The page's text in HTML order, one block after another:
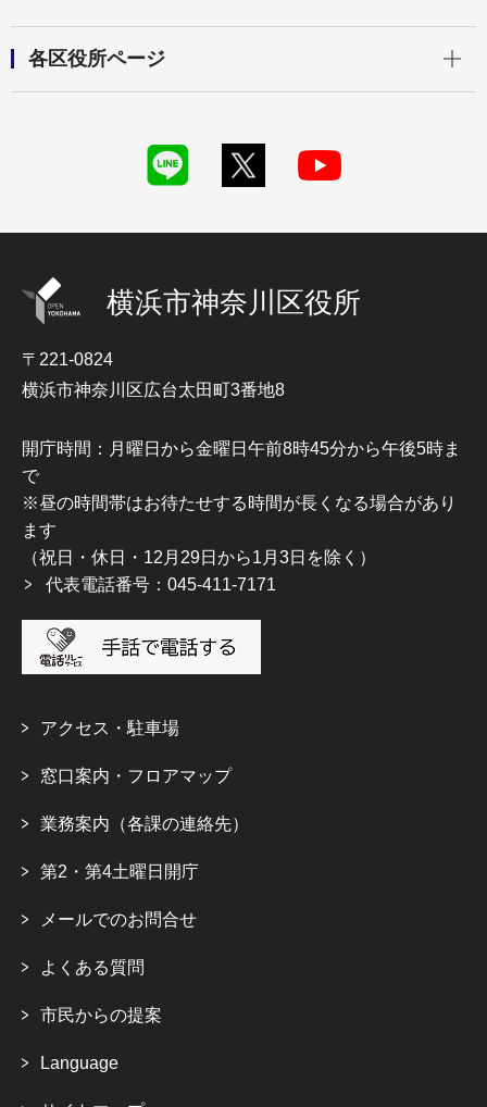
各区役所ページ
横浜市神奈川区役所
〒221-0824
横浜市神奈川区広台太田町3番地8
開庁時間：月曜日から金曜日午前8時45分から午後5時ま
で
※昼の時間帯はお待たせする時間が長くなる場合があり
ます
（祝日・休日・12月29日から1月3日を除く）
代表電話番号：045-411-7171
アクセス・駐車場
窓口案内・フロアマップ
業務案内（各課の連絡先）
第2・第4土曜日開庁
メールでのお問合せ
よくある質問
市民からの提案
Language